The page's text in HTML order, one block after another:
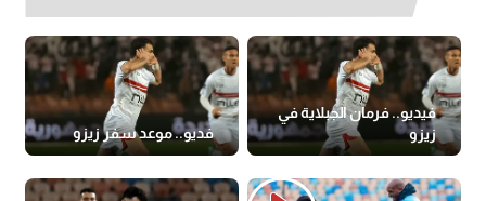
فيديو.. فرمان الجبلاية في
زيزو
فديو.. موعد سفر زيزو